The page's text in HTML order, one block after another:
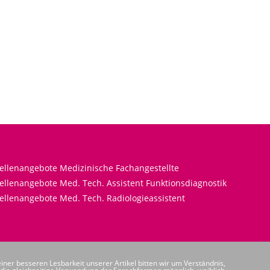
Medizinische Fachangestellte
Med. Tech. Assistent Funktionsdiagnostik
Med. Tech. Radiologieassistent
besseren Lesbarkeit unserer Artikel bitten wir um Verständnis,